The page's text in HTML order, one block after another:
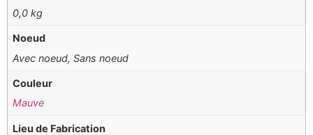
0,0 kg
Noeud
Avec noeud, Sans noeud
Couleur
Mauve
Lieu de Fabrication